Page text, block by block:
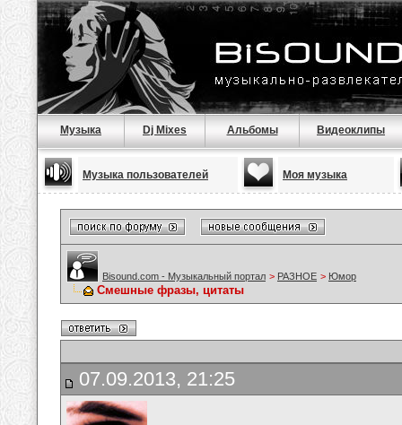
Музыка Dj Mixes Альбомы Видеоклипы
Музыка пользователей Моя музыка
Bisound.com - Музыкальный портал > РАЗНОЕ > Юмор
Смешные фразы, цитаты
07.09.2013, 21:25